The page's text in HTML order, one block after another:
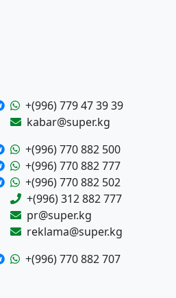
+(996) 779 47 39 39
kabar@super.kg
+(996) 770 882 500
+(996) 770 882 777
+(996) 770 882 502
+(996) 312 882 777
pr@super.kg
reklama@super.kg
+(996) 770 882 707